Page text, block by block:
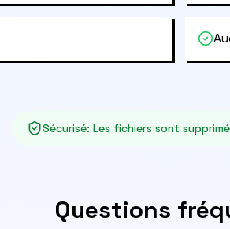
Sécurisé: Les fichiers sont
Questions